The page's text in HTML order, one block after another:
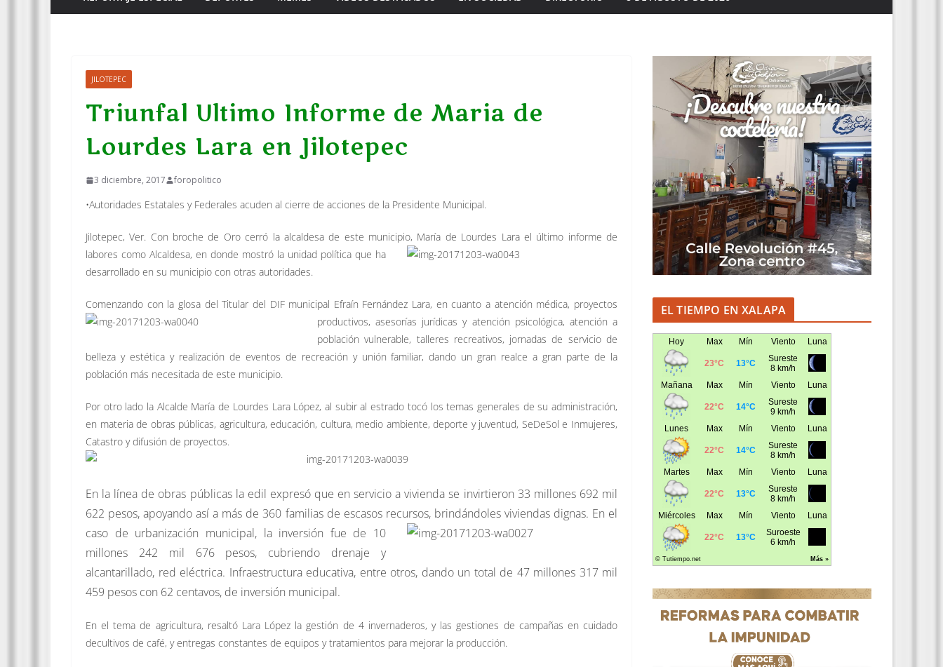
JILOTEPEC
Triunfal Ultimo Informe de Maria de
Lourdes Lara en Jilotepec
3 diciembre, 2017 foropolitico
•Autoridades Estatales y Federales acuden al cierre de acciones de la Presidente Municipal.
Jilotepec, Ver. Con broche de Oro cerró la alcaldesa de este municipio, María de Lourdes Lara el último informe de
labores como Alcaldesa, en donde mostró la unidad política que ha
desarrollado en su municipio con otras autoridades.
Comenzando con la glosa del Titular del DIF municipal Efraín Fernández Lara, en cuanto a atención médica, proyectos
productivos, asesorías jurídicas y atención psicológica, atención a
población vulnerable, talleres recreativos, jornadas de servicio de
belleza y estética y realización de eventos de recreación y unión familiar, dando un gran realce a gran parte de la
población más necesitada de este municipio.
Por otro lado la Alcalde María de Lourdes Lara López, al subir al estrado tocó los temas generales de su administración,
en materia de obras públicas, agricultura, educación, cultura, medio ambiente, deporte y juventud, SeDeSol e Inmujeres,
Catastro y difusión de proyectos.
En la línea de obras públicas la edil expresó que en servicio a vivienda se invirtieron 33 millones 692 mil
622 pesos, apoyando así a más de 360 familias de escasos recursos, brindándoles viviendas dignas. En el
caso de urbanización municipal, la inversión fue de 10
millones 242 mil 676 pesos, cubriendo drenaje y
alcantarillado, red eléctrica. Infraestructura educativa, entre otros, dando un total de 47 millones 317 mil
459 pesos con 62 centavos, de inversión municipal.
En el tema de agricultura, resaltó Lara López la gestión de 4 invernaderos, y las gestiones de campañas en cuidado
decultivos de café, y entregas constantes de equipos y tratamientos para mejorar la producción.
EL TIEMPO EN XALAPA